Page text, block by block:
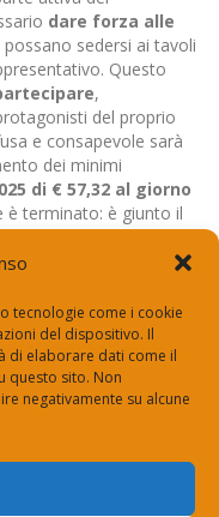
tecnologie come i cookie
del dispositivo. Il
di elaborare dati come il
questo sito. Non
negativamente su alcune
dare forza alle
sedersi ai tavoli
Questo
,
del proprio
e consapevole sarà
dei minimi
di € 57,32 al giorno
è terminato: è giunto il
lavoro e la sicurezza